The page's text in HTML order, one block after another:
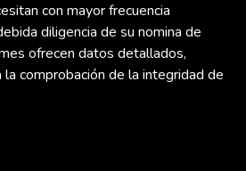
con mayor frecuencia
diligencia de su nomina de
ofrecen datos detallados,
comprobación de la integridad de